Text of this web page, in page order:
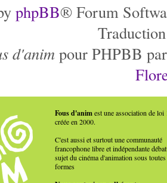
phpBB® Forum
d'anim pour PHPBB
Fous d'animest une association de loi
créée en 2000.
C'est aussi et surtout une communauté
francophone libre et indépendante
sujet du cinéma d'animation sous toutes
formes